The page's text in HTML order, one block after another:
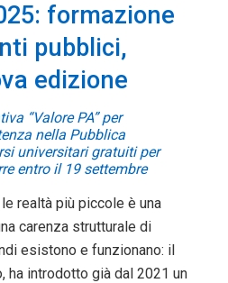
formazione
pubblici,
edizione
“Valore PA” per
nella Pubblica
universitari gratuiti per
entro il 19 settembre
realtà più piccole è una
carenza strutturale di
esistono e funzionano: il
ha introdotto già dal 2021 un